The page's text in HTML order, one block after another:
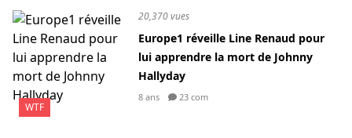
WTF
20,370 vues
Europe1 réveille Line Renaud pour
lui apprendre la mort de Johnny
Hallyday
8 ans 23 com